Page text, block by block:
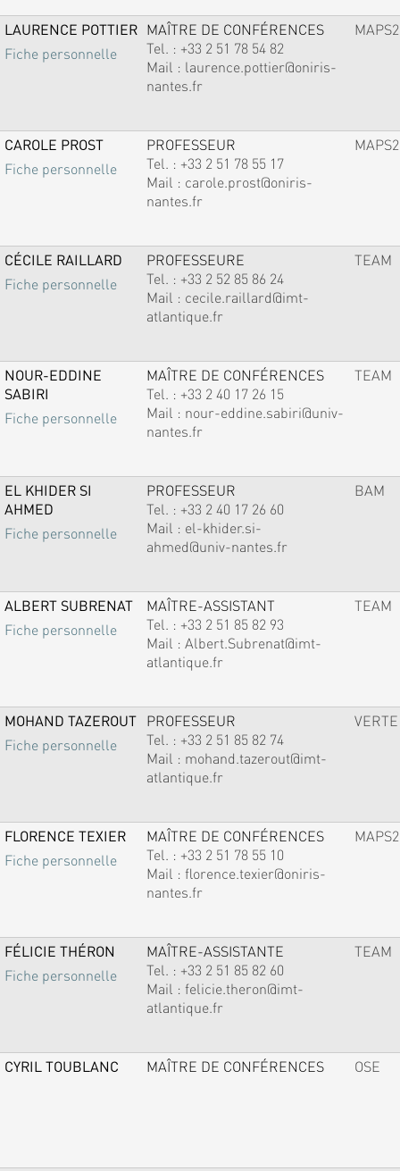
LAURENCE POTTIER
Fiche personnelle
MAÎTRE DE CONFÉRENCES
Tel. : +33 2 51 78 54 82
Mail : laurence.pottier@oniris-
nantes.fr
MAPS2
CAROLE PROST
Fiche personnelle
PROFESSEUR
Tel. : +33 2 51 78 55 17
Mail : carole.prost@oniris-
nantes.fr
MAPS2
CÉCILE RAILLARD
Fiche personnelle
PROFESSEURE
Tel. : +33 2 52 85 86 24
Mail : cecile.raillard@imt-
atlantique.fr
TEAM
NOUR-EDDINE
SABIRI
Fiche personnelle
MAÎTRE DE CONFÉRENCES
Tel. : +33 2 40 17 26 15
Mail : nour-eddine.sabiri@univ-
nantes.fr
TEAM
EL KHIDER SI
AHMED
Fiche personnelle
PROFESSEUR
Tel. : +33 2 40 17 26 60
Mail : el-khider.si-
ahmed@univ-nantes.fr
BAM
ALBERT SUBRENAT
Fiche personnelle
MAÎTRE-ASSISTANT
Tel. : +33 2 51 85 82 93
Mail : Albert.Subrenat@imt-
atlantique.fr
TEAM
MOHAND TAZEROUT
Fiche personnelle
PROFESSEUR
Tel. : +33 2 51 85 82 74
Mail : mohand.tazerout@imt-
atlantique.fr
VERTE
FLORENCE TEXIER
Fiche personnelle
MAÎTRE DE CONFÉRENCES
Tel. : +33 2 51 78 55 10
Mail : florence.texier@oniris-
nantes.fr
MAPS2
FÉLICIE THÉRON
Fiche personnelle
MAÎTRE-ASSISTANTE
Tel. : +33 2 51 85 82 60
Mail : felicie.theron@imt-
atlantique.fr
TEAM
CYRIL TOUBLANC MAÎTRE DE CONFÉRENCES OSE